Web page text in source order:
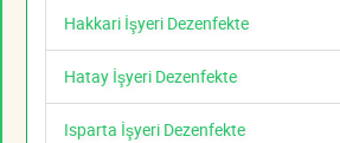
Hakkari İşyeri Dezenfekte
Hatay İşyeri Dezenfekte
Isparta İşyeri Dezenfekte